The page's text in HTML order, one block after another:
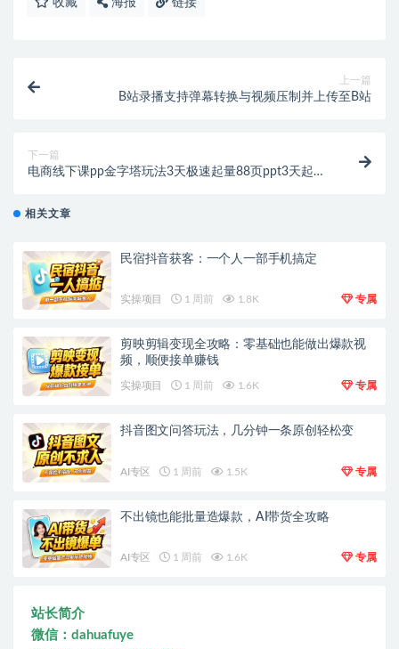
上一篇
B站录播支持弹幕转换与视频压制并上传至B站
下一篇
电商线下课pp金字塔玩法3天极速起量88页ppt3天起量!
相关文章
民宿抖音获客：一个人一部手机搞定
实操项目 1 周前 1.8K 专属
剪映剪辑变现全攻略：零基础也能做出爆款视
频，顺便接单赚钱
实操项目 1 周前 1.6K 专属
抖音图文问答玩法，几分钟一条原创轻松变
AI专区 1 周前 1.5K 专属
不出镜也能批量造爆款，AI带货全攻略
AI专区 1 周前 1.6K 专属
站长简介
微信：dahuafuye